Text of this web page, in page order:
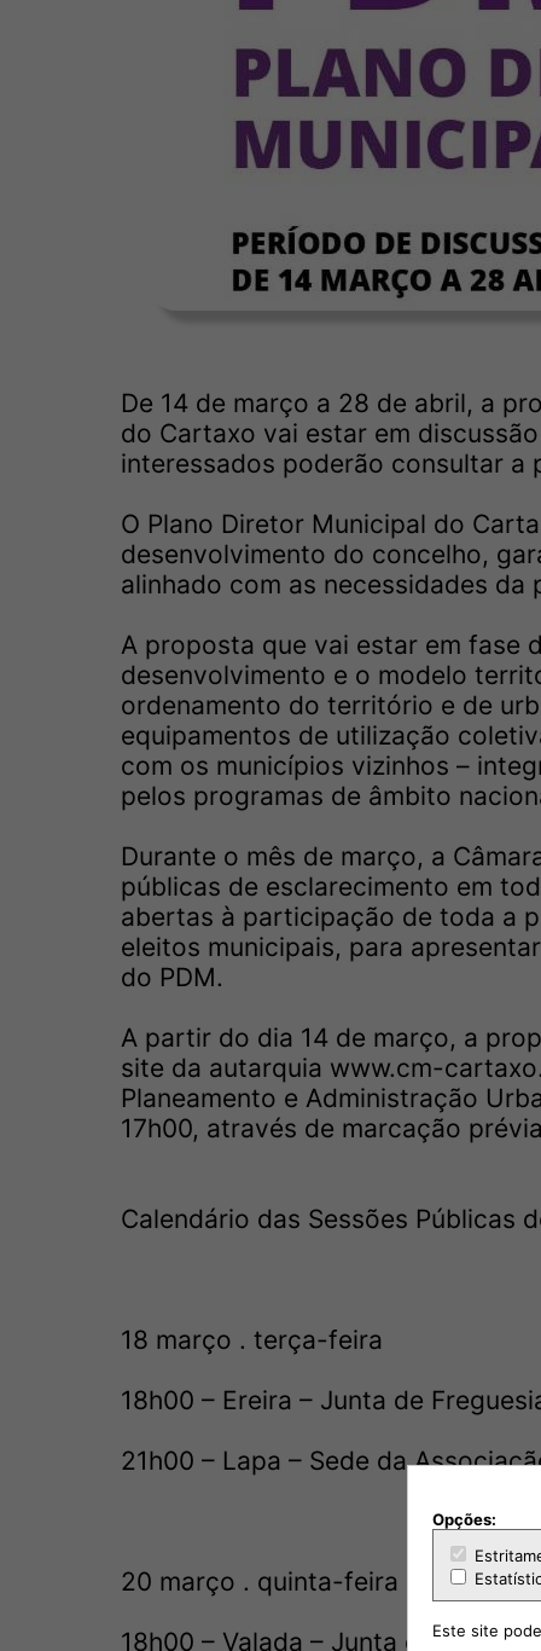
De 14 de março a 28 de abril, a
do Cartaxo vai estar em
interessados poderão consultar
O Plano Diretor Municipal do
desenvolvimento do concelho,
alinhado com as necessidades da
A proposta que vai estar em fase
desenvolvimento e o modelo
ordenamento do território e de
equipamentos de utilização
com os municípios vizinhos –
pelos programas de âmbito
Durante o mês de março, a
públicas de esclarecimento em
abertas à participação de toda a
eleitos municipais, para
do PDM.
A partir do dia 14 de março, a
site da autarquia www.cm-
Planeamento e Administração
17h00, através de marcação
Calendário das Sessões Públicas
18 março . terça-feira
18h00 – Ereira – Junta de
21h00 – Lapa – Sede da
20 março . quinta-feira
18h00 – Valada – Junta de
Opções:
Este site